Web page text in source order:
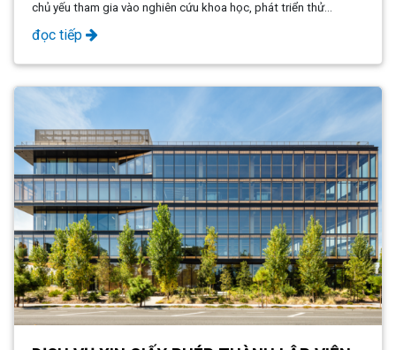
chủ yếu tham gia vào nghiên cứu khoa học, phát triển thử
nghiệm và tiến bộ công nghệ.
đọc tiếp